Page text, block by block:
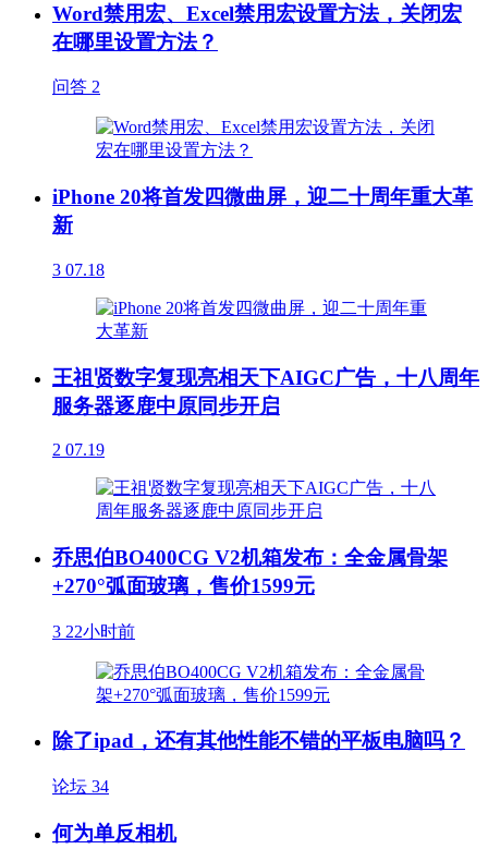
Word禁用宏、Excel禁用宏设置方法，关闭宏
在哪里设置方法？
问答 2
iPhone 20将首发四微曲屏，迎二十周年重大革
新
3 07.18
王祖贤数字复现亮相天下AIGC广告，十八周年
服务器逐鹿中原同步开启
2 07.19
乔思伯BO400CG V2机箱发布：全金属骨架
+270°弧面玻璃，售价1599元
3 22小时前
除了ipad，还有其他性能不错的平板电脑吗？
论坛 34
何为单反相机